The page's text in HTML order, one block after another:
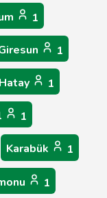
1
1
Hatay 1
1
Karabük 1
1